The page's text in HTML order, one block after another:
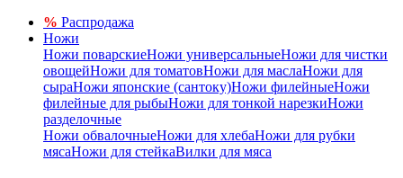
% Распродажа
Ножи
Ножи поварскиеНожи универсальныеНожи для чистки
овощейНожи для томатовНожи для маслаНожи для
сыраНожи японские (сантоку)Ножи филейныеНожи
филейные для рыбыНожи для тонкой нарезкиНожи
разделочные
Ножи обвалочныеНожи для хлебаНожи для рубки
мясаНожи для стейкаВилки для мяса